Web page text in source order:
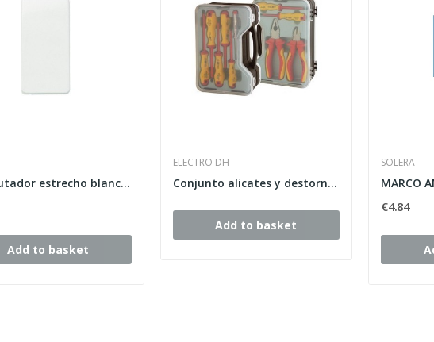
Conmutador estrecho blanco alpino Stylo Niessen...
Add to basket
ELECTRO DH
Conjunto alicates y destornill.VDE-1000V
Add to basket
SOLERA
€4.84